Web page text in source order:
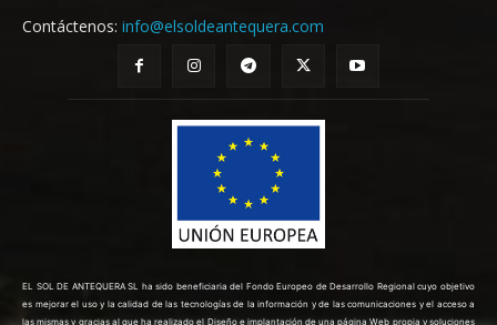
Contáctenos: info@elsoldeantequera.com
EL SOL DE ANTEQUERA SL ha sido beneficiaria del Fondo Europeo de Desarrollo Regional cuyo objetivo
es mejorar el uso y la calidad de las tecnologías de la información y de las comunicaciones y el acceso a
las mismas y gracias al que ha realizado el Diseño e implantación de una página Web propia y soluciones